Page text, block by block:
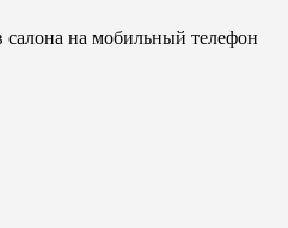
салона на мобильный телефон